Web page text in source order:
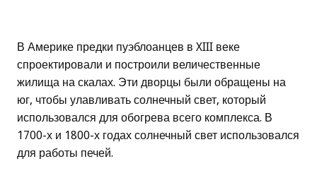
В Америке предки пуэблоанцев в XIII веке
спроектировали и построили величественные
жилища на скалах. Эти дворцы были обращены на
юг, чтобы улавливать солнечный свет, который
использовался для обогрева всего комплекса. В
1700-х и 1800-х годах солнечный свет использовался
для работы печей.